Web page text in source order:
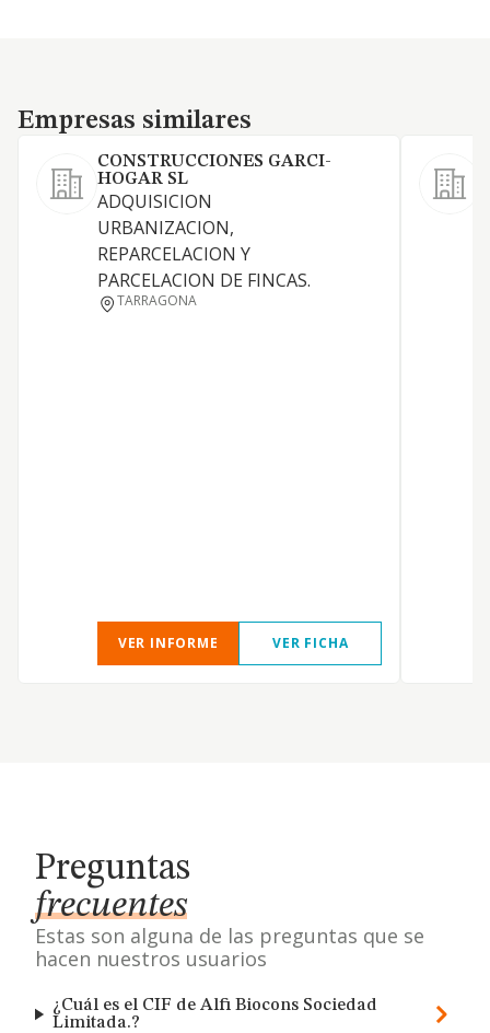
Empresas similares
Empresas similares
CONSTRUCCIONES GARCI-
HOGAR SL
ADQUISICION
URBANIZACION,
REPARCELACION Y
PARCELACION DE FINCAS.
TARRAGONA
VER INFORME VER FICHA
Preguntas
frecuentes
Estas son alguna de las preguntas que se
hacen nuestros usuarios
¿Cuál es el CIF de Alfi Biocons Sociedad
Limitada.?